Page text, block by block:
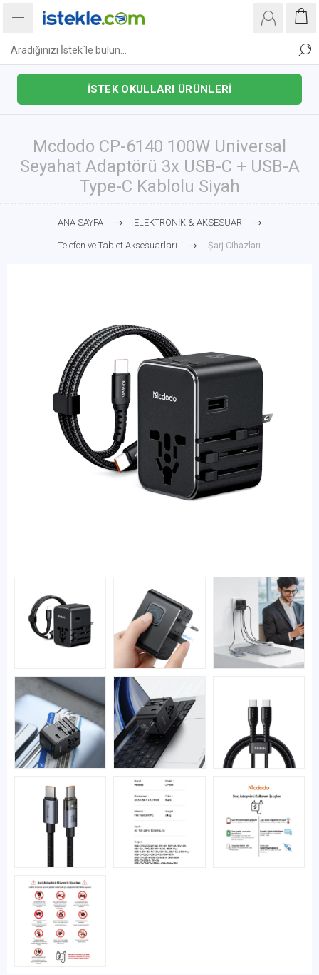
İSTEK OKULLARI ÜRÜNLERİ
Mcdodo CP-6140 100W Universal
Seyahat Adaptörü 3x USB-C + USB-A
Type-C Kablolu Siyah
ANA SAYFA ELEKTRONİK & AKSESUAR
Telefon ve Tablet Aksesuarları Şarj Cihazları